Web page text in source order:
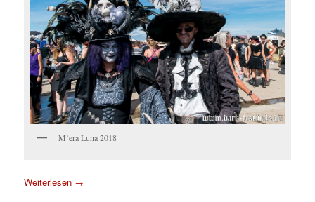
M’era Luna 2018
Weiterlesen →